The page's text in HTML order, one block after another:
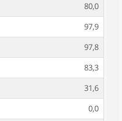
80,0
97,9
97,8
83,3
31,6
0,0